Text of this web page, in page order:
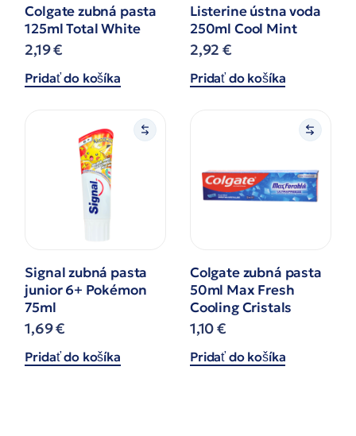
Colgate zubná pasta
125ml Total White
2,19€
Pridať do košíka
Listerine ústna voda
250ml Cool Mint
2,92€
Pridať do košíka
Signal zubná pasta
junior 6+ Pokémon
75ml
1,69€
Pridať do košíka
Colgate zubná pasta
50ml Max Fresh
Cooling Cristals
1,10€
Pridať do košíka